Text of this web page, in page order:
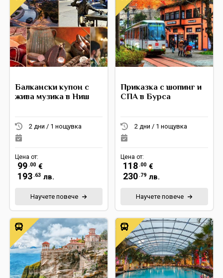
Балкански купон с
жива музика в Ниш
2 дни / 1 нощувка
Цена от:
99 .00 €
193 .63 лв.
Научете повече
Приказка с шопинг и
СПА в Бурса
2 дни / 1 нощувка
Цена от:
118 .00 €
230 .79 лв.
Научете повече